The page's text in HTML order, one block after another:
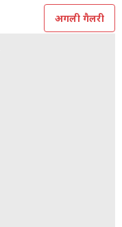
अगली गैलरी